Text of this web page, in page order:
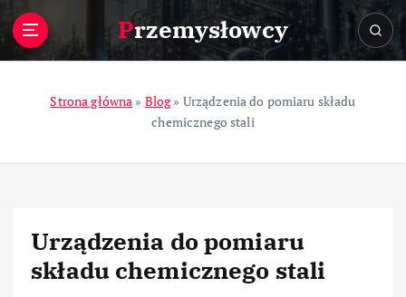
Przemysłowcy
Strona główna » Blog» Urządzenia do pomiaru składu
chemicznego stali
Urządzenia do pomiaru
składu chemicznego stali